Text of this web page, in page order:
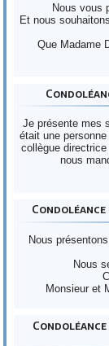
Nous vous
Et nous
Que Madame
Je présente mes
était une
collègue
nous
Condoléance
Nous
Nous
Monsieur et